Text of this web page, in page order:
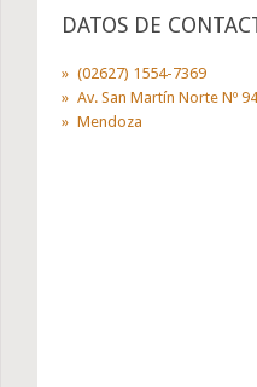
DATOS DE
(02627) 1554-7369
Av. San Martín Norte Nº
Mendoza